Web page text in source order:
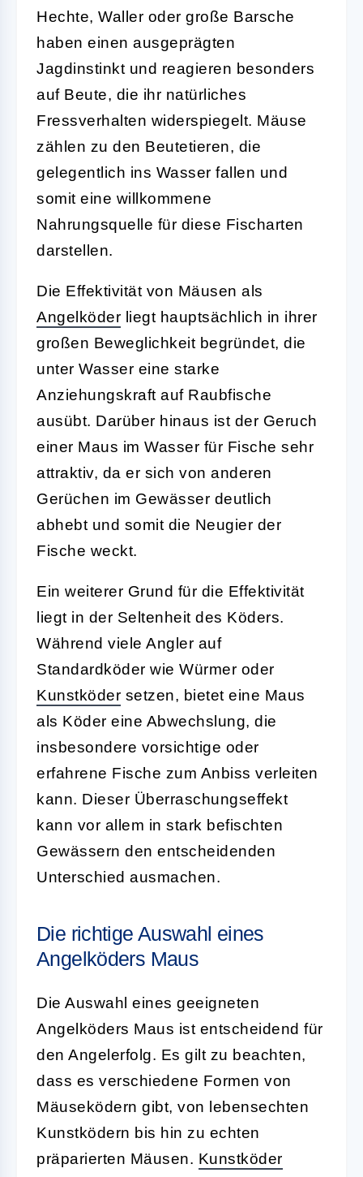
Hechte, Waller oder große Barsche
haben einen ausgeprägten
Jagdinstinkt und reagieren besonders
auf Beute, die ihr natürliches
Fressverhalten widerspiegelt. Mäuse
zählen zu den Beutetieren, die
gelegentlich ins Wasser fallen und
somit eine willkommene
Nahrungsquelle für diese Fischarten
darstellen.
Die Effektivität von Mäusen als
Angelköder liegt hauptsächlich in ihrer
großen Beweglichkeit begründet, die
unter Wasser eine starke
Anziehungskraft auf Raubfische
ausübt. Darüber hinaus ist der Geruch
einer Maus im Wasser für Fische sehr
attraktiv, da er sich von anderen
Gerüchen im Gewässer deutlich
abhebt und somit die Neugier der
Fische weckt.
Ein weiterer Grund für die Effektivität
liegt in der Seltenheit des Köders.
Während viele Angler auf
Standardköder wie Würmer oder
Kunstköder setzen, bietet eine Maus
als Köder eine Abwechslung, die
insbesondere vorsichtige oder
erfahrene Fische zum Anbiss verleiten
kann. Dieser Überraschungseffekt
kann vor allem in stark befischten
Gewässern den entscheidenden
Unterschied ausmachen.
Die richtige Auswahl eines
Angelköders Maus
Die Auswahl eines geeigneten
Angelköders Maus ist entscheidend für
den Angelerfolg. Es gilt zu beachten,
dass es verschiedene Formen von
Mäuseködern gibt, von lebensechten
Kunstködern bis hin zu echten
präparierten Mäusen. Kunstköder